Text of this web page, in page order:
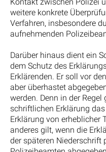
weitere konkrete
Verfahren, insbesondere
aufnehmenden
Darüber hinaus dient ein
dem Schutz des
Erklärenden. Er soll vor
aber überhastet
werden. Denn in der
schriftlichen Erklärung
Erklärung von erheblicher
anderes gilt, wenn die
der späteren Niederschrift